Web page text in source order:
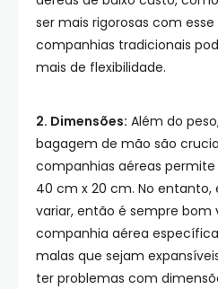
ser mais rigorosas com
companhias tradicionais
mais de flexibilidade.
2. Dimensões: Além do
bagagem de mão são
companhias aéreas
40 cm x 20 cm. No entanto,
variar, então é sempre bom
companhia aérea
malas que sejam
ter problemas com